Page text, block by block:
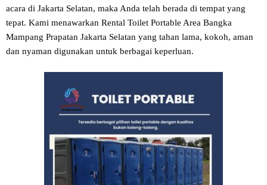
acara di Jakarta Selatan, maka Anda telah berada di tempat yang
tepat. Kami menawarkan Rental Toilet Portable Area Bangka
Mampang Prapatan Jakarta Selatan yang tahan lama, kokoh, aman
dan nyaman digunakan untuk berbagai keperluan.